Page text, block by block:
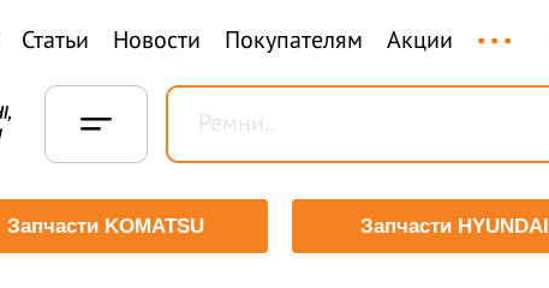
Статьи Новости Покупателям Акции ...
Запчасти KOMATSU Запчасти HYUNDAI